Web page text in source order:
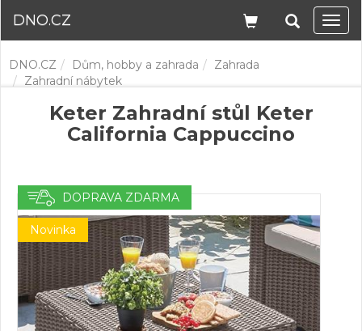
DNO.CZ
DNO.CZ Dům, hobby a zahrada
Zahrada
Zahradní nábytek
Keter Zahradní stůl Keter
California Cappuccino
DOPRAVA ZDARMA
Novinka